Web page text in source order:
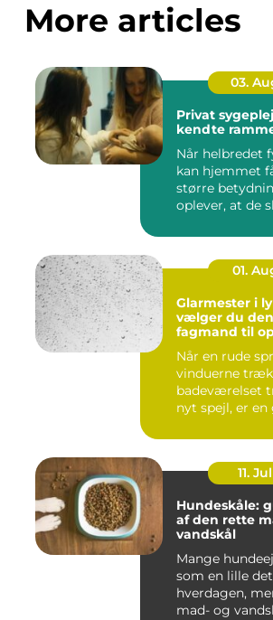
More articles
03.
Privat sygepleje tryg
kendte
Når helbredet
kan hjemmet
større
oplever, at de
01.
Glarmester i
vælger du
fagmand til
Når en rude
vinduerne
badeværelset
nyt spejl, er en
11. Jul
Hundeskåle:
af den rette
vandskål
Mange
som en lille
hverdagen,
mad- og